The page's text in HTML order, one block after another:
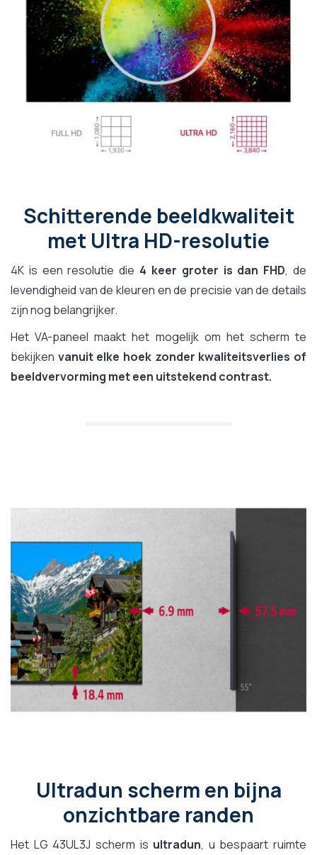
Schitterende beeldkwaliteit
met Ultra HD-resolutie
4K is een resolutie die 4 keer groter is dan FHD, de
levendigheid van de kleuren en de precisie van de details
zijn nog belangrijker.
Het VA-paneel maakt het mogelijk om het scherm te
bekijken vanuit elke hoek zonder kwaliteitsverlies of
beeldvervorming met een uitstekend contrast.
Ultradun scherm en bijna
onzichtbare randen
Het LG 43UL3J scherm is ultradun, u bespaart ruimte